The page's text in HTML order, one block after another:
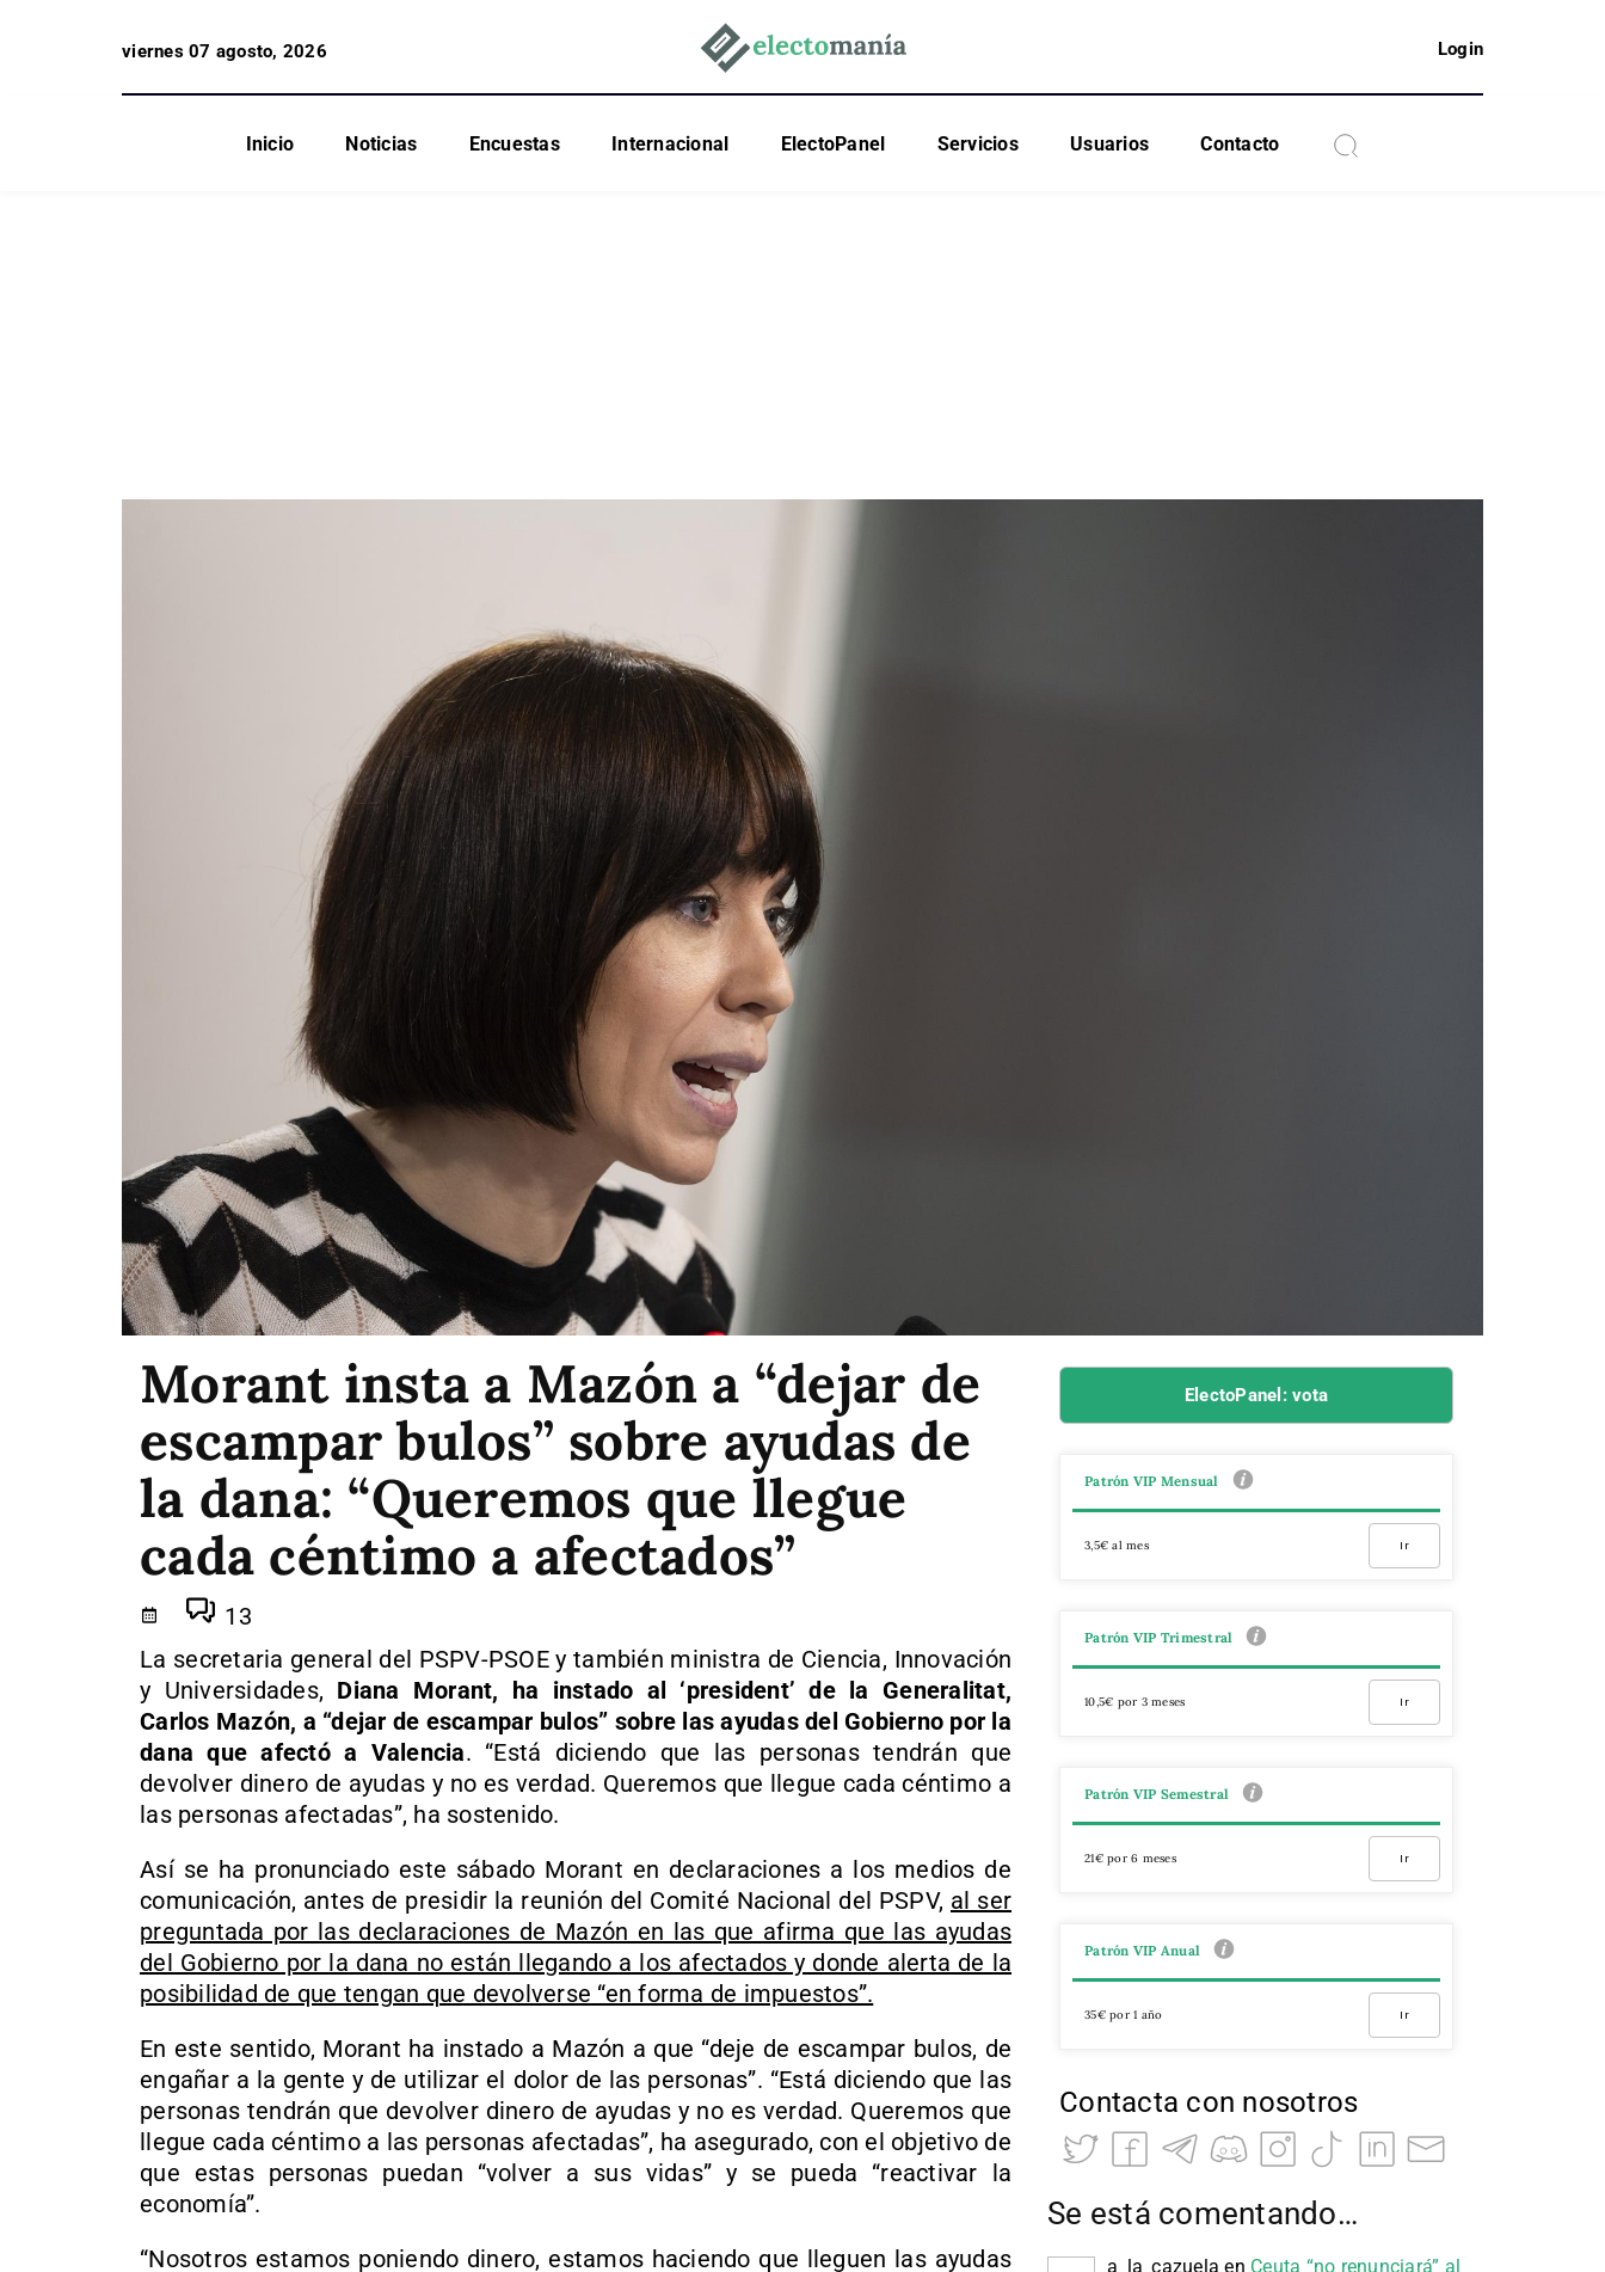
viernes 07 agosto, 2026 Login
Inicio Noticias Encuestas Internacional ElectoPanel Servicios Usuarios Contacto
Morant insta a Mazón a “dejar de
escampar bulos” sobre ayudas de
la dana: “Queremos que llegue
cada céntimo a afectados”
13
La secretaria general del PSPV-PSOE y también ministra de Ciencia, Innovación
y Universidades, Diana Morant, ha instado al ‘president’ de la Generalitat,
Carlos Mazón, a “dejar de escampar bulos” sobre las ayudas del Gobierno por la
dana que afectó a Valencia. “Está diciendo que las personas tendrán que
devolver dinero de ayudas y no es verdad. Queremos que llegue cada céntimo a
las personas afectadas”, ha sostenido.
Así se ha pronunciado este sábado Morant en declaraciones a los medios de
comunicación, antes de presidir la reunión del Comité Nacional del PSPV, al ser
preguntada por las declaraciones de Mazón en las que afirma que las ayudas
del Gobierno por la dana no están llegando a los afectados y donde alerta de la
posibilidad de que tengan que devolverse “en forma de impuestos”.
En este sentido, Morant ha instado a Mazón a que “deje de escampar bulos, de
engañar a la gente y de utilizar el dolor de las personas”. “Está diciendo que las
personas tendrán que devolver dinero de ayudas y no es verdad. Queremos que
llegue cada céntimo a las personas afectadas”, ha asegurado, con el objetivo de
que estas personas puedan “volver a sus vidas” y se pueda “reactivar la
economía”.
“Nosotros estamos poniendo dinero, estamos haciendo que lleguen las ayudas
ElectoPanel: vota
Patrón VIP Mensual
3,5€ al mes Ir
Patrón VIP Trimestral
10,5€ por 3 meses Ir
Patrón VIP Semestral
21€ por 6 meses Ir
Patrón VIP Anual
35€ por 1 año Ir
Contacta con nosotros
Se está comentando…
a_la_cazuela en Ceuta “no renunciará” al